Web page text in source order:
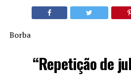
Borba
“Repetição de